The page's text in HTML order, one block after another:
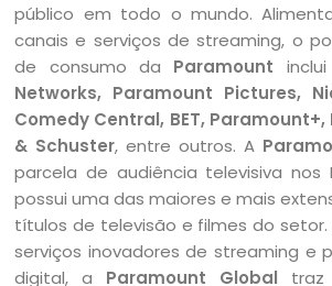
público em todo o mundo.
canais e serviços de streaming, o
de consumo da Paramount inclui
Networks, Paramount Pictures,
Comedy Central, BET, Paramount+,
& Schuster, entre outros. A
parcela de audiência televisiva nos
possui uma das maiores e mais
títulos de televisão e filmes do
serviços inovadores de streaming e
digital, a Paramount Global traz